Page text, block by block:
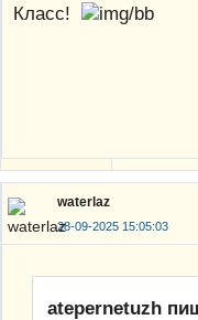
Класс!
waterlaz
28-09-2025 15:05:03
atepernetuzh